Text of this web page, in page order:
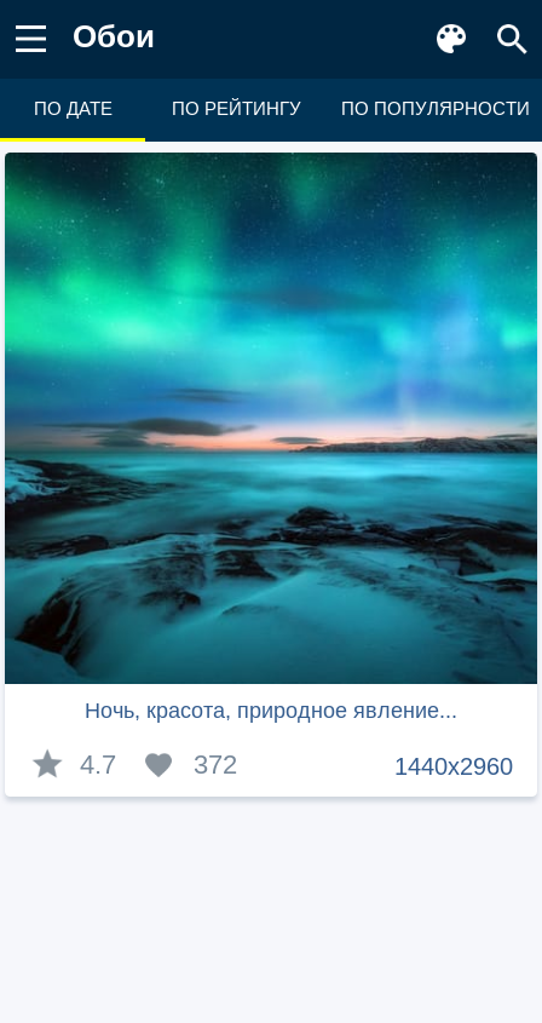
Обои
ПО ДАТЕ ПО РЕЙТИНГУ ПО ПОПУЛЯРНОСТИ
Ночь, красота, природное явление...
1440x2960
4.7 372